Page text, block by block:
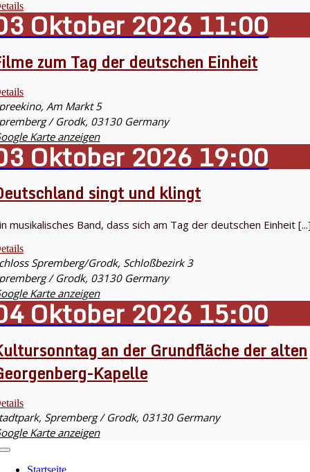
Oktober202611:00
zum Tag der deutschen Einheit
Am Markt 5
/ Grodk, 03130 Germany
Karte anzeigen
Oktober202619:00
singt und klingt
musikalisches Band, dass sich am Tag der deutschen Einheit
Spremberg/Grodk, Schloßbezirk 3
/ Grodk, 03130 Germany
Karte anzeigen
Oktober202615:00
an der Grundfläche der alten
Kapelle
Spremberg / Grodk, 03130 Germany
Karte anzeigen
Toggle
NavigationStartseite